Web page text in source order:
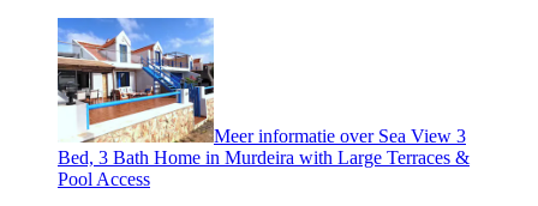
Meer informatie over Sea View 3
Bed, 3 Bath Home in Murdeira with Large Terraces &
Pool Access